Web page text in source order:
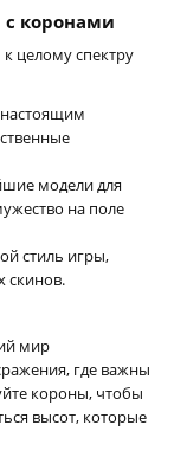
коронами
целому спектру
модели для
на поле
стиль игры,
скинов.
мир
где важны
короны, чтобы
высот, которые